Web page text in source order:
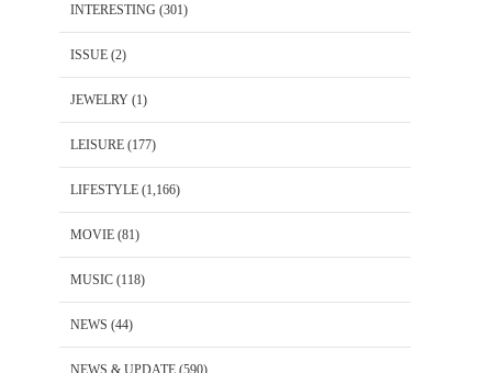
INTERESTING (301)
ISSUE (2)
JEWELRY (1)
LEISURE (177)
LIFESTYLE (1,166)
MOVIE (81)
MUSIC (118)
NEWS (44)